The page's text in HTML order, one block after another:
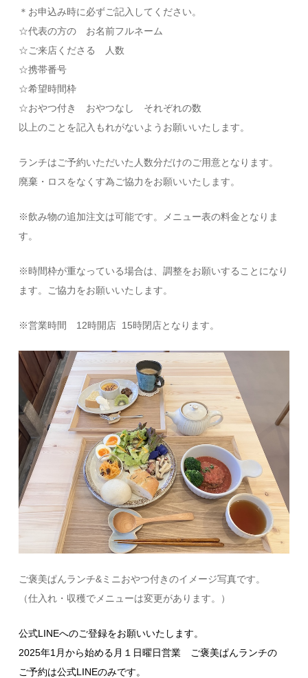
＊お申込み時に必ずご記入してください。
☆代表の方の お名前フルネーム
☆ご来店くださる 人数
☆携帯番号
☆希望時間枠
☆おやつ付き おやつなし それぞれの数
以上のことを記入もれがないようお願いいたします。
ランチはご予約いただいた人数分だけのご用意となります。
廃棄・ロスをなくす為ご協力をお願いいたします。
※飲み物の追加注文は可能です。メニュー表の料金となりま
す。
※時間枠が重なっている場合は、調整をお願いすることになり
ます。ご協力をお願いいたします。
※営業時間 12時開店 15時閉店となります。
ご褒美ぱんランチ&ミニおやつ付きのイメージ写真です。
（仕入れ・収穫でメニューは変更があります。）
公式LINEへのご登録をお願いいたします。
2025年1月から始める月１日曜日営業 ご褒美ぱんランチの
ご予約は公式LINEのみです。